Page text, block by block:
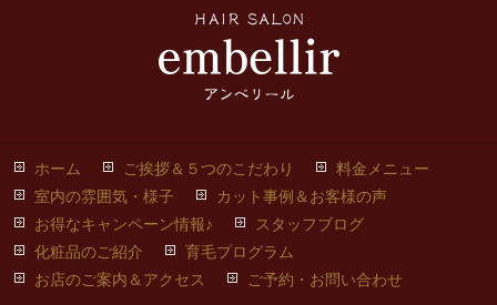
ホーム ご挨拶＆５つのこだわり
料金メニュー
室内の雰囲気・様子
カット事例＆お客様の声
お得なキャンペーン情報♪
スタッフブログ
化粧品のご紹介
育毛プログラム
お店のご案内＆アクセス
ご予約・お問い合わせ